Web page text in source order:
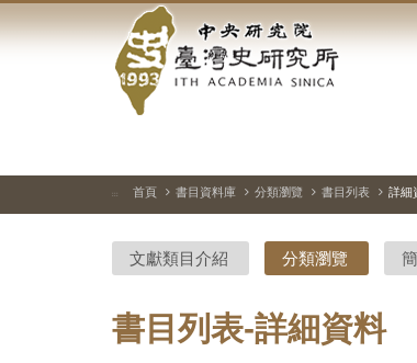
到
中
央
研
院-
臺
灣
史
::: 首頁 書目資料庫 分類瀏覽 書目列表 詳細
文獻類目介紹 分類瀏覽
書目列表-詳細資料